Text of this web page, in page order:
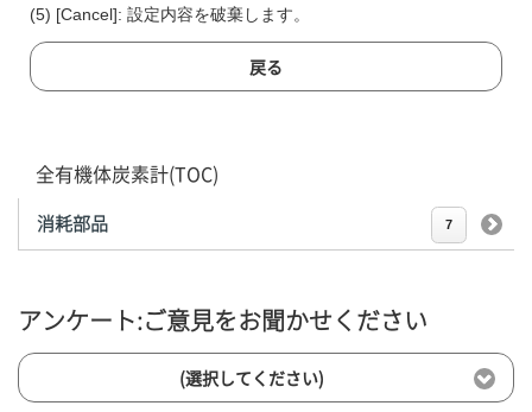
(5) [Cancel]: 設定内容を破棄します。
戻る
全有機体炭素計(TOC)
消耗部品 7
アンケート:ご意見をお聞かせください
(選択してください)